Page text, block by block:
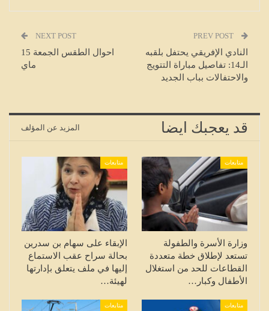
النادي الإفريقي يحتفل بلقبه
الـ14: تفاصيل مباراة التتويج
والاحتفالات بباب الجديد
NEXT POST
احوال الطقس الجمعة 15
ماي
قد يعجبك ايضا المزيد عن المؤلف
متابعات
وزارة الأسرة والطفولة
تستعد لإطلاق خطة متعددة
القطاعات للحد من استغلال
الأطفال وكبار…
متابعات
الإبقاء على سهام بن سدرين
بحالة سراح عقب الاستماع
إليها في ملف يتعلق بإدارتها
لهيئة…
متابعات متابعات